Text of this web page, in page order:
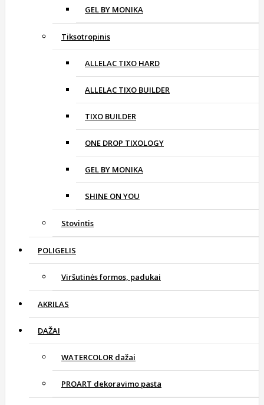
GEL BY MONIKA
Tiksotropinis
ALLELAC TIXO HARD
ALLELAC TIXO BUILDER
TIXO BUILDER
ONE DROP TIXOLOGY
GEL BY MONIKA
SHINE ON YOU
Stovintis
POLIGELIS
Viršutinės formos, padukai
AKRILAS
DAŽAI
WATERCOLOR dažai
PROART dekoravimo pasta